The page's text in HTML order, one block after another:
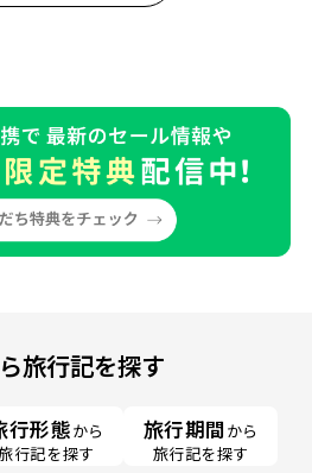
旅行記を探す
行形態 から
行記を探す
旅行期間 から
旅行記を探す